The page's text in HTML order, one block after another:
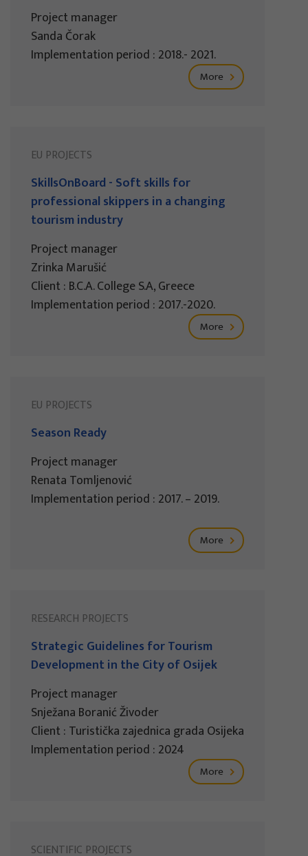
Project manager
Sanda Čorak
Implementation period : 2018.- 2021.
More
EU PROJECTS
SkillsOnBoard - Soft skills for
professional skippers in a changing
tourism industry
Project manager
Zrinka Marušić
Client : B.C.A. College S.A, Greece
Implementation period : 2017.-2020.
More
EU PROJECTS
Season Ready
Project manager
Renata Tomljenović
Implementation period : 2017. – 2019.
More
RESEARCH PROJECTS
Strategic Guidelines for Tourism
Development in the City of Osijek
Project manager
Snježana Boranić Živoder
Client : Turistička zajednica grada Osijeka
Implementation period : 2024
More
SCIENTIFIC PROJECTS